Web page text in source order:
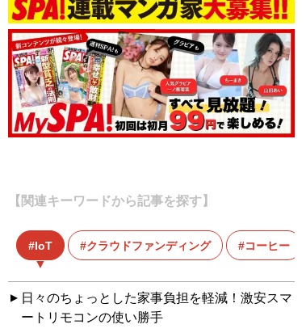
【関連キーワードから記事を探す】
IoT クラウドファンディング コーヒー
日々のちょっとした家事負担を軽減！激安スマ
ートリモコンの使い勝手